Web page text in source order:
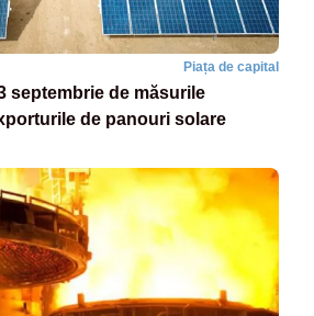
Piața de capital
septembrie de măsurile
de panouri solare